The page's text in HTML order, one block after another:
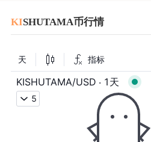
KISHUTAMA币行情